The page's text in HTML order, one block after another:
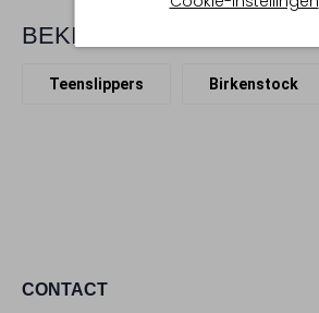
BEKIJK MEER
Teenslippers Birkenstock
CONTACT